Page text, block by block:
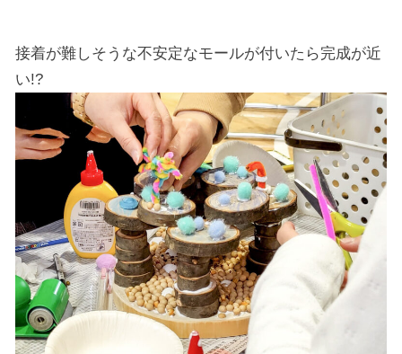
接着が難しそうな不安定なモールが付いたら完成が近
い!?